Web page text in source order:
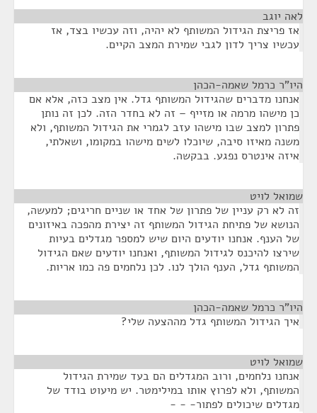
לאה יוגב
אז פריצת הגידול המשותף לא יהיה, וזה עכשיו בצד, אז
עכשיו צריך לדון לגבי שמירת המצב הקיים.
היו"ר כרמל שאמה-הכהן
אנחנו מדברים שהגידול המשותף גדל. אין מצב כזה, אלא אם
כן מישהו מרמה או מזייף – זה לא בחדר הזה. לכן זה נותן
פתרון למצב שבו מישהו עזב לגמרי את הגידול המשותף, ולא
משנה מאיזו סיבה, שיוכלו לשים מישהו במקומו, ושאלתי,
איזה אינטרס נפגע. בבקשה.
שמואל לויט
זה לא רק עניין של פתרון של אחד או שניים חריגים; למעשה,
הנושא של פתיחת הגידול המשותף זה יצירת מהפכה באיזונים
של הענף. אנחנו יודעים היום שיש למספר מגדלים בעיות
שירצו להיכנס לגידול המשותף, ואנחנו יודעים שאם הגידול
המשותף גדל, הענף הולך לנו. לכן נלחמים פה כמו אריות.
היו"ר כרמל שאמה-הכהן
איך הגידול המשותף גדל מההצעה שלי?
שמואל לויט
אנחנו נלחמים, ורוב המגדלים הם בעד שמירת הגידול
המשותף, ולא לפרוץ אותו במילימטר. יש מיעוט בודד של
מגדלים שיכולים לפתור- - -